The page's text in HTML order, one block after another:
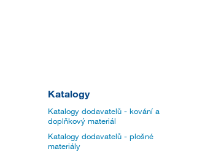
Katalogy
Katalogy dodavatelů - kování a
doplňkový materiál
Katalogy dodavatelů - plošné
materiály